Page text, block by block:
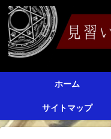
ホーム
サイトマップ